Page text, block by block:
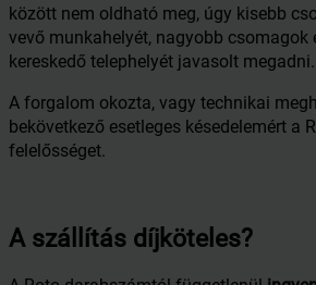
között nem oldható meg, úgy kisebb
vevő munkahelyét, nagyobb csomagok
kereskedő telephelyét javasolt megadni.
A forgalom okozta, vagy technikai
bekövetkező esetleges késedelemért a
felelősséget.
A szállítás díjköteles?